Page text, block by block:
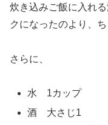
炊き込みご飯に入れ
クになったのより、
さらに、
水 1カップ
酒 大さじ1